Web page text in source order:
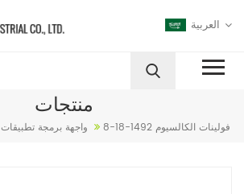
العربية
منتجات
واجهة برمجة تطبيقات فولينات الكالسيوم 1492-18-8